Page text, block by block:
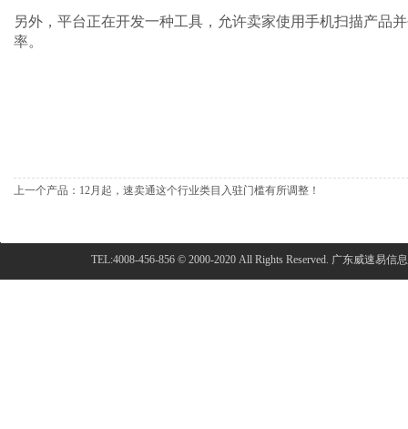
另外，平台正在开发一种工具，允许卖家使用手机扫描产品
率。
上一个产品： 12月起，速卖通这个行业类目入驻门槛有所调整！
TEL:4008-456-856 © 2000-2020 All Rights Reserved. 广东威速易信